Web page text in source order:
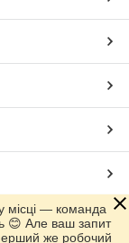
місці — команда
😊 Але ваш запит
же робочий